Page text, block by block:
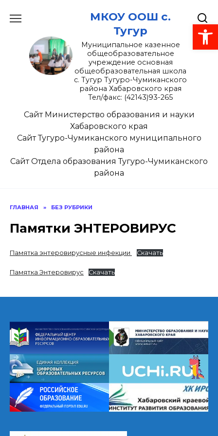
Открыть панель инструментов
МКОУ ООШ с.
Тугур
Муниципальное казенное
общеобразовательное
учреждение основная
общеобразовательная школа
с. Тугур Тугуро-Чумиканского
района Хабаровского края
Тел/факс: (42143)93-265
Сайт Министерство образования и науки
Хабаровского края
Сайт Тугуро-Чумиканского муниципального
района
Сайт Отдела образования Тугуро-Чумиканского
района
ГЛАВНАЯ » БЕЗ РУБРИКИ
Памятки ЭНТЕРОВИРУС
Памятка энтеровирусные инфекции Скачать
Памятка Энтеровирус Скачать